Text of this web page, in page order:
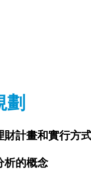
劃
財計畫和實行方
析的概念